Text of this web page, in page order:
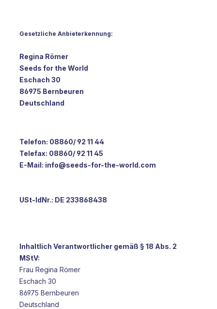
Gesetzliche Anbieterkennung:
Regina Römer
Seeds for the World
Eschach 30
86975 Bernbeuren
Deutschland
Telefon: 08860/ 92 11 44
Telefax: 08860/ 92 11 45
E-Mail: info@seeds-for-the-world.com
USt-IdNr.: DE 233868438
Inhaltlich Verantwortlicher gemäß § 18 Abs. 2
MStV:
Frau Regina Römer
Eschach 30
86975 Bernbeuren
Deutschland